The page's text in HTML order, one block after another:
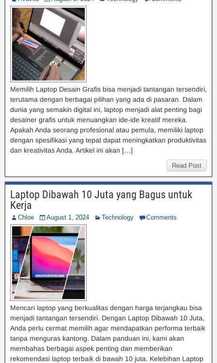
Memilih Laptop Desain Grafis bisa menjadi tantangan tersendiri,
terutama dengan berbagai pilihan yang ada di pasaran. Dalam
dunia yang semakin digital ini, laptop menjadi alat penting bagi
desainer grafis untuk menuangkan ide-ide kreatif mereka.
Apakah Anda seorang profesional atau pemula, memiliki laptop
dengan spesifikasi yang tepat dapat meningkatkan produktivitas
dan kreativitas Anda. Artikel ini akan […]
Read Post
Laptop Dibawah 10 Juta yang Bagus untuk
Kerja
Chloe August 1, 2024 Technology Comments
Mencari laptop yang berkualitas dengan harga terjangkau bisa
menjadi tantangan tersendiri. Dengan Laptop Dibawah 10 Juta,
Anda perlu cermat memilih agar mendapatkan performa terbaik
tanpa menguras kantong. Dalam panduan ini, kami akan
membahas berbagai aspek penting dan memberikan
rekomendasi laptop terbaik di bawah 10 juta. Kelebihan Laptop